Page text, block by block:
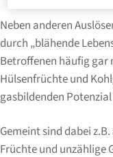
Neben anderen
durch „blähende
Betroffenen häufig gar
Hülsenfrüchte und
gasbildenden
Gemeint sind dabei
Früchte und unzählige